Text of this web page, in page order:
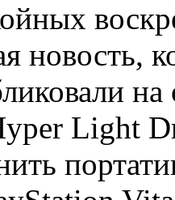
новость,
Light